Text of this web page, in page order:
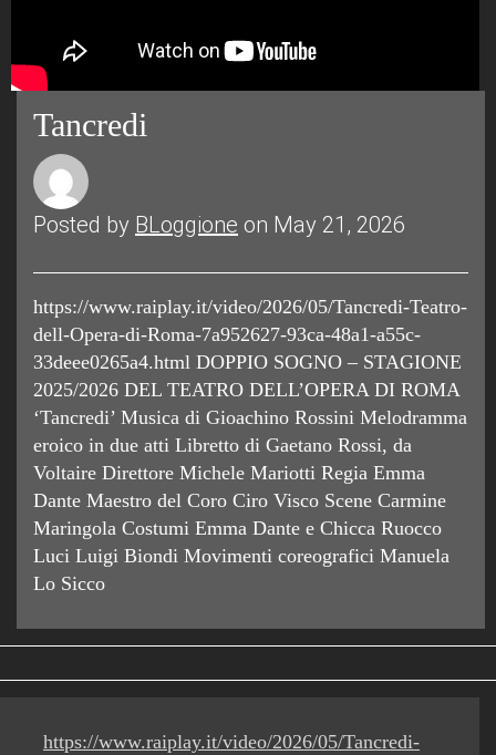
Tancredi
Posted by BLoggione on May 21, 2026
https://www.raiplay.it/video/2026/05/Tancredi-Teatro-
dell-Opera-di-Roma-7a952627-93ca-48a1-a55c-
33deee0265a4.html DOPPIO SOGNO – STAGIONE
2025/2026 DEL TEATRO DELL’OPERA DI ROMA
‘Tancredi’ Musica di Gioachino Rossini Melodramma
eroico in due atti Libretto di Gaetano Rossi, da
Voltaire Direttore Michele Mariotti Regia Emma
Dante Maestro del Coro Ciro Visco Scene Carmine
Maringola Costumi Emma Dante e Chicca Ruocco
Luci Luigi Biondi Movimenti coreografici Manuela
Lo Sicco
https://www.raiplay.it/video/2026/05/Tancredi-